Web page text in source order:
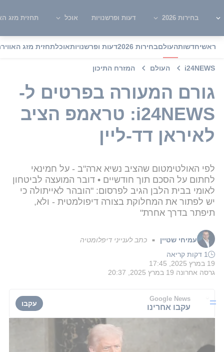
בחירות 2026 דעות ופרשנויות אוכל תחזית מזג
ראשיחדשותהעולםבחירות 2026 דעות ופרשנויותאוכלתחזית מזג האוויר
i24NEWS העולם המזרח התיכון
גורם המעורה בפרטים ל-
i24NEWS: טראמפ הציב
לאיראן דד-ליין
לפי האולטימטום שהציב נשיא ארה"ב - על חמינאי
לחתום על הסכם תוך חודשיים • דובר המועצה לביטחון
לאומי בבית הלבן הגיב לפרסום: "הובהר לאייתולה כי
יש לפתור את המחלוקת בצורה דיפולמטית - ולא,
תיפתר בדרך אחרת"
עמיחי שטיין ■ כתב לענייני דיפלומטיה
1 דקות קריאה
19 במרץ 2025, 17:45
גרסה אחרונה 19 במרץ 2025, 20:37
Google News
עקבו אחרינו עקבו